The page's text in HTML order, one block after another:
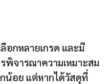
อกหลายเกรด และมี
จารณาความเหมาะสม
น้อย แต่หากได้วัสดุที่